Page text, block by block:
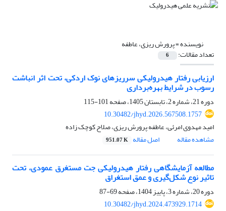
نویسنده =پرورش ریزی، عاطفه
تعداد مقالات: 6
ارزیابی رفتار هیدرولیکی سرریزهای نوک اردکی، تحت اثر انباشت
رسوب در شرایط بهره‌برداری
دوره 21، شماره 2، تابستان 1405، صفحه
101-115
10.30482/jhyd.2026.567508.1757
امید مهدوی امرئی، عاطفه پرورش ریزی، صلاح کوچک زاده
مشاهده مقاله
اصل مقاله 951.07 K
مطالعه آزمایشگاهی رفتار هیدرولیکی جت‌ مستغرق عمودی، تحت
تاثیر نوع شکل‌گیری و عمق استغراق
دوره 20، شماره 3، پاییز 1404، صفحه
69-87
10.30482/jhyd.2024.473929.1714